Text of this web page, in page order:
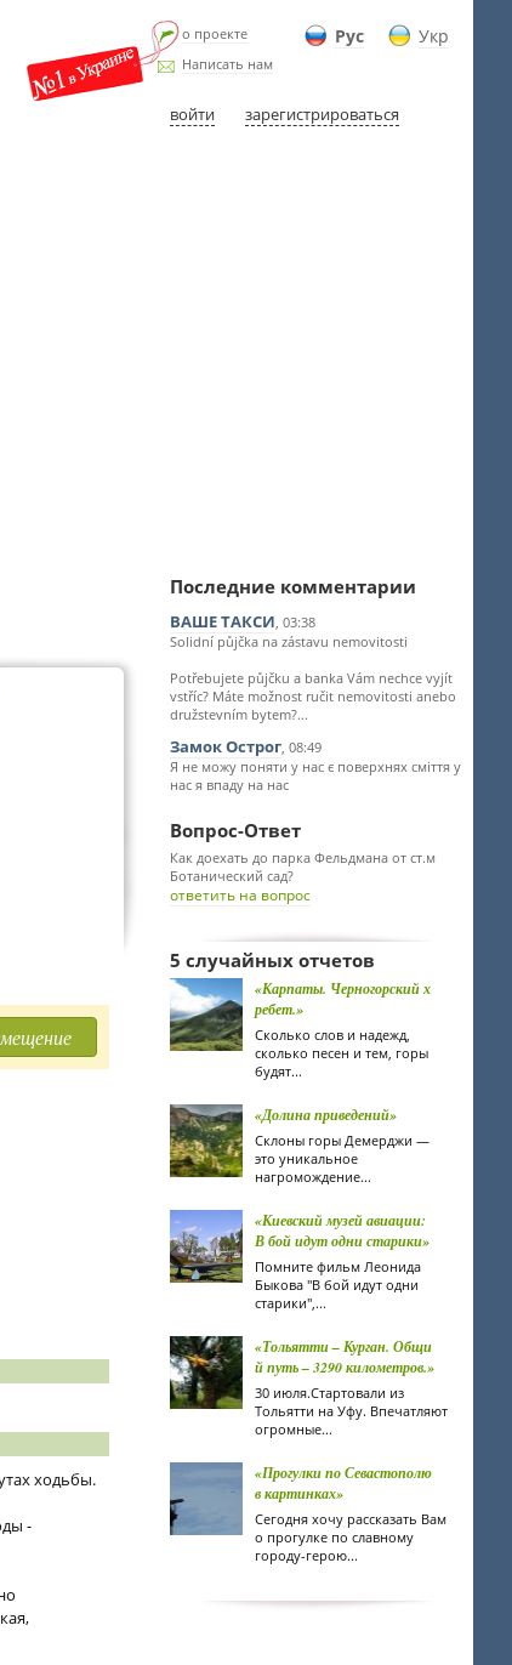
Рус Укр
о проекте
Написать нам
войти зарегистрироваться
ходьбы.
-
Последние комментарии
ВАШЕ ТАКСИ, 03:38
Solidní půjčka na zástavu nemovitosti
Potřebujete půjčku a banka Vám nechce vyjít
vstříc? Máte možnost ručit nemovitosti anebo
družstevním bytem?...
Замок Острог, 08:49
Я не можу поняти у нас є поверхнях сміття у
нас я впаду на нас
Вопрос-Ответ
Как доехать до парка Фельдмана от ст.м
Ботанический сад?
ответить на вопрос
5 случайных отчетов
«Карпаты. Черногорский х
ребет.»
Сколько слов и надежд,
сколько песен и тем, горы
будят...
«Долина приведений»
Склоны горы Демерджи —
это уникальное
нагромождение...
«Киевский музей авиации:
В бой идут одни старики»
Помните фильм Леонида
Быкова "В бой идут одни
старики",...
«Тольятти – Курган. Общи
й путь – 3290 километров.»
30 июля.Стартовали из
Тольятти на Уфу. Впечатляют
огромные...
«Прогулки по Севастополю
в картинках»
Сегодня хочу рассказать Вам
о прогулке по славному
городу-герою...